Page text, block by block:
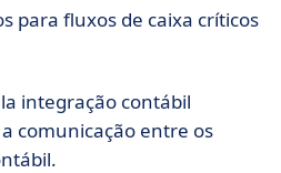
para fluxos de caixa críticos
integração contábil
comunicação entre os